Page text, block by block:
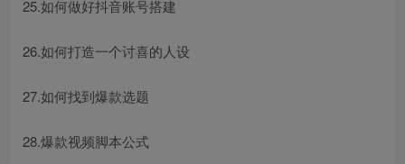
25.如何做好抖音账号搭建
26.如何打造一个讨喜的人设
27.如何找到爆款选题
28.爆款视频脚本公式